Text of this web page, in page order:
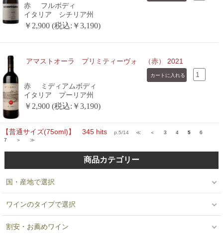
赤
フルボディ
イタリア シチリア州
￥2,900 (税込:￥3,190)
アマストオーラ プリミティーヴォ （赤） 2021
赤
ミディアムボディ
イタリア プーリア州
￥2,900 (税込:￥3,190)
【普通サイズ(75oml)】 345 hitsp.5/14 ≪ ＜ 3 4 5
6
7
＞ ≫
商品カテゴリー
国・産地で選択
ワインのタイプで選択
割安・お薦めワイン